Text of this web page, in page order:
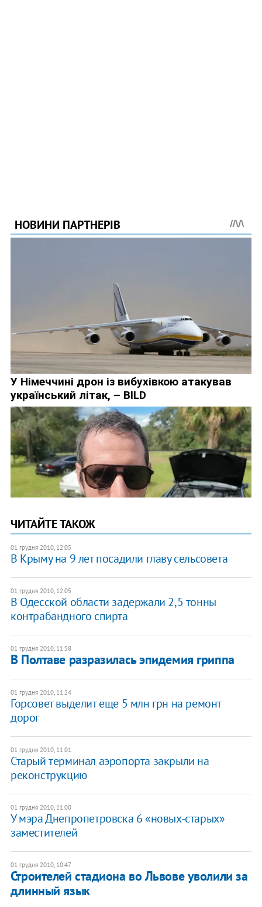
ЧИТАЙТЕ ТАКОЖ
01 грудня 2010, 12:05
В Крыму на 9 лет посадили главу сельсовета
01 грудня 2010, 12:05
В Одесской области задержали 2,5 тонны
контрабандного спирта
01 грудня 2010, 11:58
В Полтаве разразилась эпидемия гриппа
01 грудня 2010, 11:24
Горсовет выделит еще 5 млн грн на ремонт
дорог
01 грудня 2010, 11:01
Старый терминал аэропорта закрыли на
реконструкцию
01 грудня 2010, 11:00
У мэра Днепропетровска 6 «новых-старых»
заместителей
01 грудня 2010, 10:47
Строителей стадиона во Львове уволили за
длинный язык